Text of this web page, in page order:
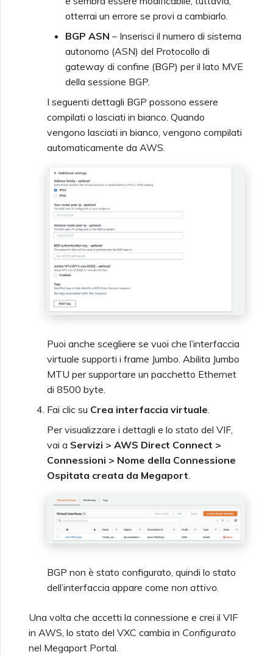
otterrai un errore se provi a cambiarlo.
BGP ASN – Inserisci il numero di sistema
autonomo (ASN) del Protocollo di
gateway di confine (BGP) per il lato MVE
della sessione BGP.
I seguenti dettagli BGP possono essere
compilati o lasciati in bianco. Quando
vengono lasciati in bianco, vengono compilati
automaticamente da AWS.
Puoi anche scegliere se vuoi che l’interfaccia
virtuale supporti i frame Jumbo. Abilita Jumbo
MTU per supportare un pacchetto Ethernet
di 8500 byte.
Fai clic su Crea interfaccia virtuale
Per visualizzare i dettagli e lo stato del VIF,
vai a Servizi > AWS Direct Connect >
Connessioni > Nome della Connessione
Ospitata creata da Megaport
BGP non è stato configurato, quindi lo stato
dell’interfaccia appare come non attivo.
Una volta che accetti la connessione e crei il VIF
in AWS, lo stato del VXC cambia in Configurato
nel Megaport Portal.